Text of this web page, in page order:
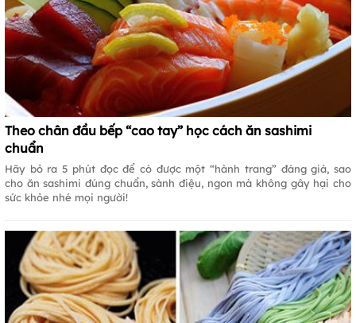
Theo chân đầu bếp “cao tay” học cách ăn sashimi
chuẩn
Hãy bỏ ra 5 phút đọc để có được một “hành trang” đáng giá, sao
cho ăn sashimi đúng chuẩn, sành điệu, ngon mà không gây hại cho
sức khỏe nhé mọi người!